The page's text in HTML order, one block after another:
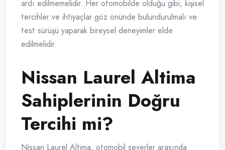
ardı edilmemelidir. Her otomobilde olduğu gibi, kişisel
tercihler ve ihtiyaçlar göz önünde bulundurulmalı ve
test sürüşü yaparak bireysel deneyimler elde
edilmelidir.
Nissan Laurel Altima
Sahiplerinin Doğru
Tercihi mi?
Nissan Laurel Altima, otomobil severler arasında